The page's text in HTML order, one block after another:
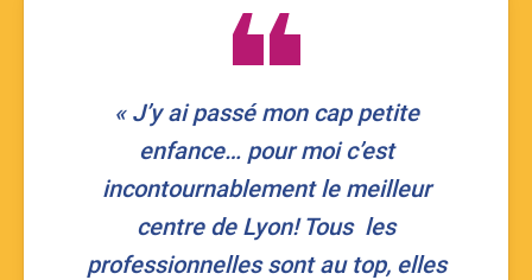
« J’y ai passé mon cap petite
enfance… pour moi c’est
incontournablement le meilleur
centre de Lyon! Tous les
professionnelles sont au top, elles